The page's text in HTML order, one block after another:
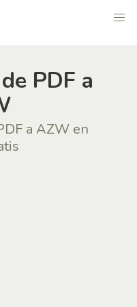
PDF a
a AZW en